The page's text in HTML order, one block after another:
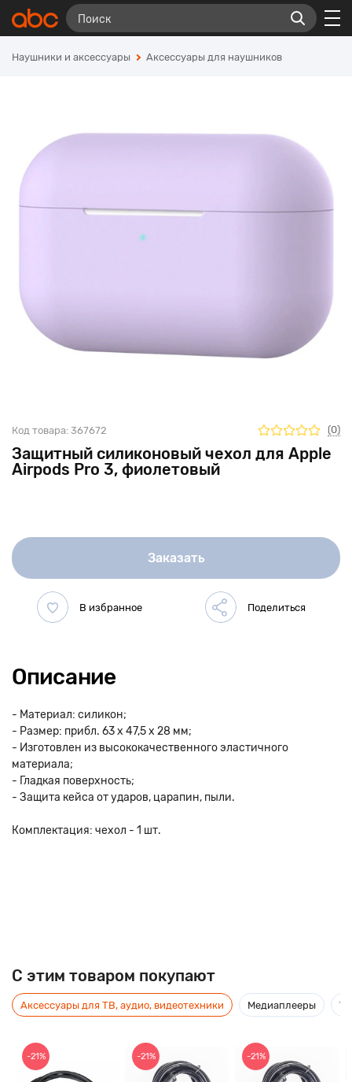
Наушники и аксессуары Аксессуары для наушников
Защитный силиконовый чехол для Apple
Airpods Pro 3, фиолетовый
Код товара: 367672 (0)
Заказать
Описание
- Материал: силикон;
- Размер: прибл. 63 х 47,5 х 28 мм;
- Изготовлен из высококачественного эластичного
материала;
- Гладкая поверхность;
- Защита кейса от ударов, царапин, пыли.
Комплектация: чехол - 1 шт.
C этим товаром покупают
Аксессуары для ТВ, аудио, видеотехники Медиаплееры
-21% -21% -21%